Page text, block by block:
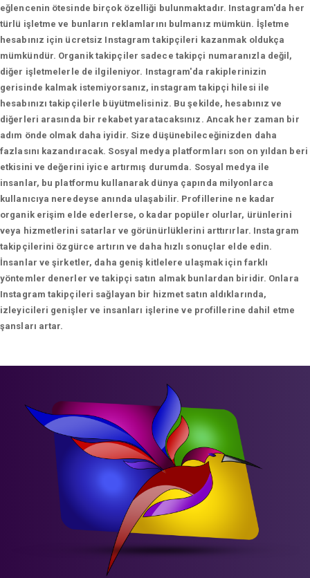
eğlencenin ötesinde birçok özelliği bulunmaktadır. Instagram'da her
türlü işletme ve bunların reklamlarını bulmanız mümkün. İşletme
hesabınız için ücretsiz Instagram takipçileri kazanmak oldukça
mümkündür. Organik takipçiler sadece takipçi numaranızla değil,
diğer işletmelerle de ilgileniyor. Instagram'da rakiplerinizin
gerisinde kalmak istemiyorsanız, instagram takipçi hilesi ile
hesabınızı takipçilerle büyütmelisiniz. Bu şekilde, hesabınız ve
diğerleri arasında bir rekabet yaratacaksınız. Ancak her zaman bir
adım önde olmak daha iyidir. Size düşünebileceğinizden daha
fazlasını kazandıracak. Sosyal medya platformları son on yıldan beri
etkisini ve değerini iyice artırmış durumda. Sosyal medya ile
insanlar, bu platformu kullanarak dünya çapında milyonlarca
kullanıcıya neredeyse anında ulaşabilir. Profillerine ne kadar
organik erişim elde ederlerse, o kadar popüler olurlar, ürünlerini
veya hizmetlerini satarlar ve görünürlüklerini arttırırlar. Instagram
takipçilerini özgürce artırın ve daha hızlı sonuçlar elde edin.
İnsanlar ve şirketler, daha geniş kitlelere ulaşmak için farklı
yöntemler denerler ve takipçi satın almak bunlardan biridir. Onlara
Instagram takipçileri sağlayan bir hizmet satın aldıklarında,
izleyicileri genişler ve insanları işlerine ve profillerine dahil etme
şansları artar.